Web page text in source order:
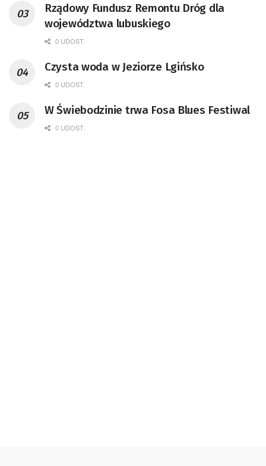
Rządowy Fundusz Remontu Dróg dla
województwa lubuskiego
0 UDOST.
Czysta woda w Jeziorze Lgińsko
0 UDOST.
W Świebodzinie trwa Fosa Blues Festiwal
0 UDOST.